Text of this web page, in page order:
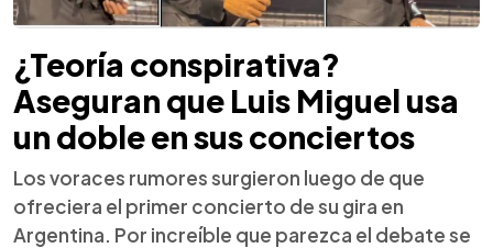
¿Teoría conspirativa?
Aseguran que Luis Miguel usa
un doble en sus conciertos
Los voraces rumores surgieron luego de que
ofreciera el primer concierto de su gira en
Argentina. Por increíble que parezca el debate se